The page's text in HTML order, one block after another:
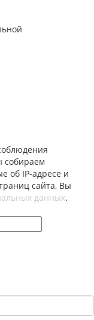
собираем
об IP-адресе и
сайта, Вы
данных.